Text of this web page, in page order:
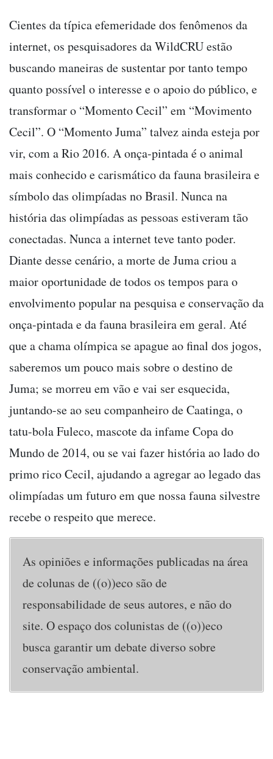
Cientes da típica efemeridade dos fenômenos da
internet, os pesquisadores da WildCRU estão
buscando maneiras de sustentar por tanto tempo
quanto possível o interesse e o apoio do público, e
transformar o “Momento Cecil” em “Movimento
Cecil”. O “Momento Juma” talvez ainda esteja por
vir, com a Rio 2016. A onça-pintada é o animal
mais conhecido e carismático da fauna brasileira e
símbolo das olimpíadas no Brasil. Nunca na
história das olimpíadas as pessoas estiveram tão
conectadas. Nunca a internet teve tanto poder.
Diante desse cenário, a morte de Juma criou a
maior oportunidade de todos os tempos para o
envolvimento popular na pesquisa e conservação da
onça-pintada e da fauna brasileira em geral. Até
que a chama olímpica se apague ao final dos jogos,
saberemos um pouco mais sobre o destino de
Juma; se morreu em vão e vai ser esquecida,
juntando-se ao seu companheiro de Caatinga, o
tatu-bola Fuleco, mascote da infame Copa do
Mundo de 2014, ou se vai fazer história ao lado do
primo rico Cecil, ajudando a agregar ao legado das
olimpíadas um futuro em que nossa fauna silvestre
recebe o respeito que merece.
As opiniões e informações publicadas na área
de colunas de ((o))eco são de
responsabilidade de seus autores, e não do
site. O espaço dos colunistas de ((o))eco
busca garantir um debate diverso sobre
conservação ambiental.